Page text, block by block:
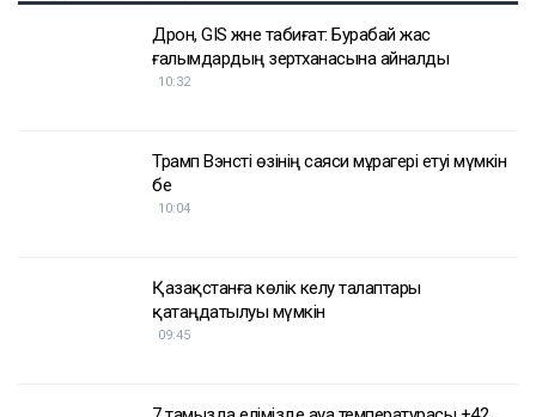
Қуандық Бишімбаев Назым Қахарман